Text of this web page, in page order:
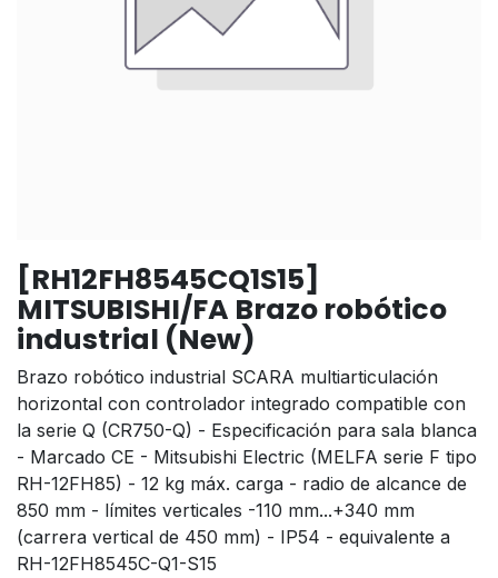
[RH12FH8545CQ1S15]
MITSUBISHI/FA Brazo robótico
industrial (New)
Brazo robótico industrial SCARA multiarticulación
horizontal con controlador integrado compatible con
la serie Q (CR750-Q) - Especificación para sala blanca
- Marcado CE - Mitsubishi Electric (MELFA serie F tipo
RH-12FH85) - 12 kg máx. carga - radio de alcance de
850 mm - límites verticales -110 mm...+340 mm
(carrera vertical de 450 mm) - IP54 - equivalente a
RH-12FH8545C-Q1-S15